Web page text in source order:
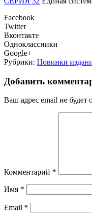
Facebook
Twitter
Вконтакте
Одноклассники
Google+
Рубрики: Новинки
Добавить
Ваш адрес email не будет
Комментарий *
Имя *
Email *